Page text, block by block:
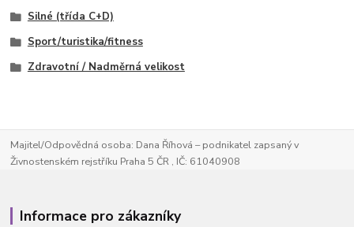
Silné (třída C+D)
Sport/turistika/fitness
Zdravotní / Nadměrná velikost
Majitel/Odpovědná osoba: Dana Říhová – podnikatel zapsaný v
Živnostenském rejstříku Praha 5 ČR , IČ: 61040908
Informace pro zákazníky